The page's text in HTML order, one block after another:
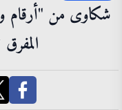
شكاوى من "أرقام